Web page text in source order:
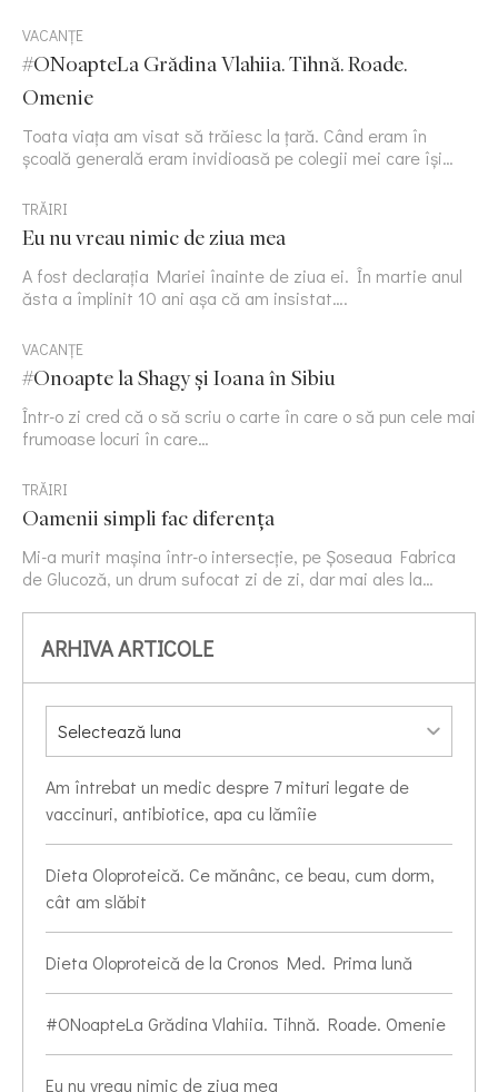
VACANȚE
#ONoapteLa Grădina Vlahiia. Tihnă. Roade.
Omenie
Toata viața am visat să trăiesc la țară. Când eram în
școală generală eram invidioasă pe colegii mei care își…
TRĂIRI
Eu nu vreau nimic de ziua mea
A fost declarația Mariei înainte de ziua ei. În martie anul
ăsta a împlinit 10 ani așa că am insistat….
VACANȚE
#Onoapte la Shagy și Ioana în Sibiu
Într-o zi cred că o să scriu o carte în care o să pun cele mai
frumoase locuri în care…
TRĂIRI
Oamenii simpli fac diferența
Mi-a murit mașina într-o intersecție, pe Șoseaua Fabrica
de Glucoză, un drum sufocat zi de zi, dar mai ales la…
ARHIVA ARTICOLE
Am întrebat un medic despre 7 mituri legate de
vaccinuri, antibiotice, apa cu lămîie
Dieta Oloproteică. Ce mănânc, ce beau, cum dorm,
cât am slăbit
Dieta Oloproteică de la Cronos Med. Prima lună
#ONoapteLa Grădina Vlahiia. Tihnă. Roade. Omenie
Eu nu vreau nimic de ziua mea